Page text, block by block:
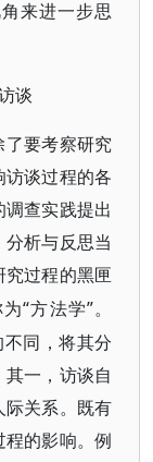
来进一步思
谈
要考察研究
谈过程的各
查实践提出
析与反思当
过程的黑匣
为“方法学”。
同，将其分
一，访谈自
关系。既有
的影响。例